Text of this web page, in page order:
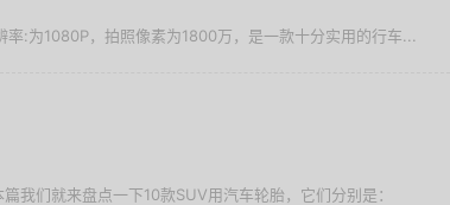
:为1080P，拍照像素为1800万，是一款十分实用的行车...
我们就来盘点一下10款SUV用汽车轮胎，它们分别是：